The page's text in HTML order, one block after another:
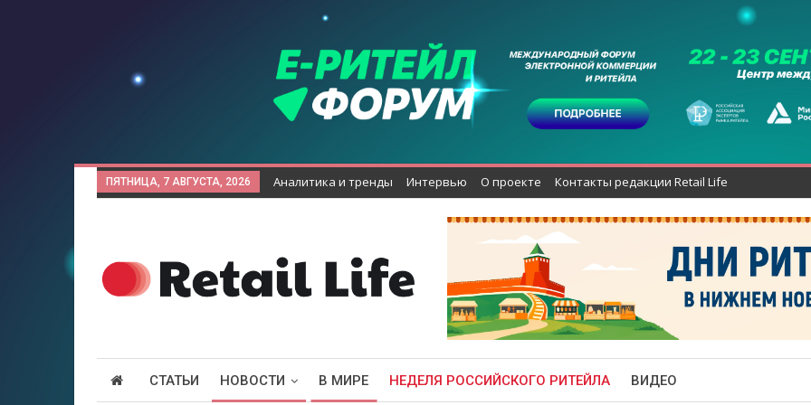
ПЯТНИЦА, 7 АВГУСТА, 2026 Аналитика и тренды Интервью О проекте Контакты редакции Retail Life
СТАТЬИ НОВОСТИ В МИРЕ НЕДЕЛЯ РОССИЙСКОГО РИТЕЙЛА ВИДЕО